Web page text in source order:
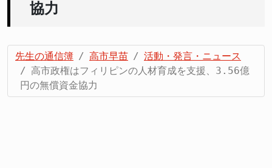
協力
先生の通信簿 高市早苗
活動・発言・ニュース
高市政権はフィリピンの人材育成を支援、3.56億
円の無償資金協力